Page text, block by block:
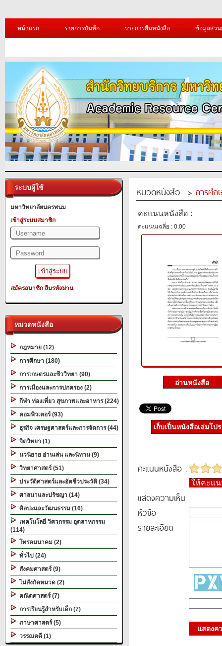
หน้าแรก รายการบันทึก รายการยืมหนังสือ ข้อมูลส่ว
ระบบผู้ใช้
มหาวิทยาลัยนครพนม
เข้าสู่ระบบสมาชิก
สมัครสมาชิก ลืมรหัสผ่าน
หมวดหนังสือ
กฎหมาย (12)
การศึกษา (180)
การเกษตรและชีววิทยา (90)
การเมืองและการปกครอง (2)
กีฬา ท่องเที่ยว สุขภาพและอาหาร (224)
คอมพิวเตอร์ (93)
ธุรกิจ เศรษฐศาสตร์และการจัดการ (44)
จิตวิทยา (1)
นวนิยาย อ่านเล่น และนิทาน (9)
วิทยาศาสตร์ (51)
ประวัติศาสตร์และอัตชีวประวัติ (34)
ศาสนาและปรัชญา (14)
ศิลปะและวัฒนธรรม (16)
เทคโนโลยี วิศวกรรม อุตสาหกรรม
(114)
โทรคมนาคม (2)
ทั่วไป (24)
สังคมศาสตร์ (9)
ไม่สังกัดหมวด (2)
คณิตศาสตร์ (7)
การเรียนรู้สำหรับเด็ก (7)
ภาษาศาสตร์ (5)
วรรณคดี (1)
หมวดหนังสือ -> การศึก
คะแนนหนังสือ :
คะแนนเฉลี่ย : 0.00
เก็บเป็นหนังสือเล่มโป
คะแนนหนังสือ :
ให้คะแ
แสดงความเห็น
หัวข้อ
รายละเอียด
แสดงค